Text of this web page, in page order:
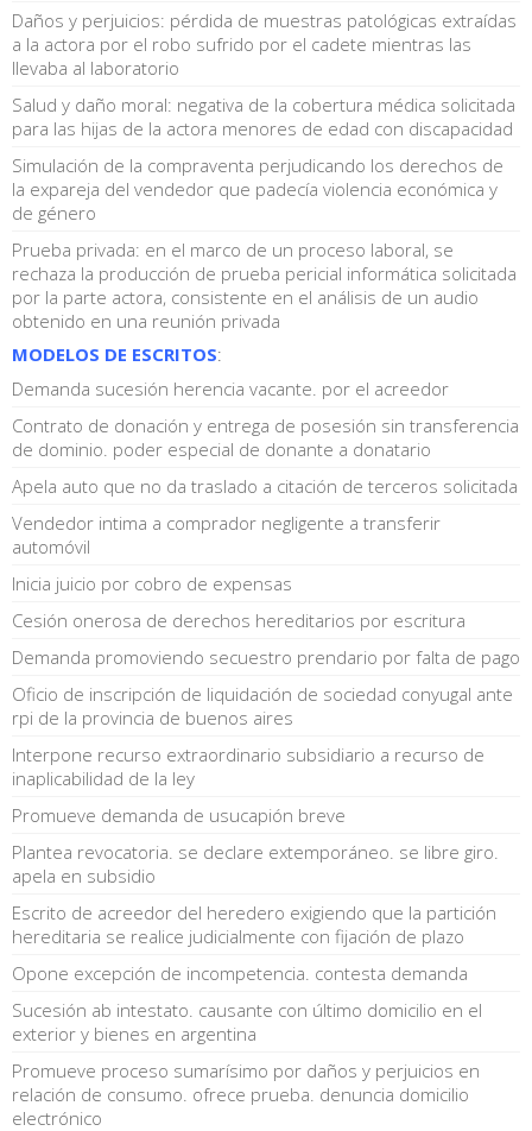
Daños y perjuicios: pérdida de muestras patológicas extraídas
a la actora por el robo sufrido por el cadete mientras las
llevaba al laboratorio
Salud y daño moral: negativa de la cobertura médica solicitada
para las hijas de la actora menores de edad con discapacidad
Simulación de la compraventa perjudicando los derechos de
la expareja del vendedor que padecía violencia económica y
de género
Prueba privada: en el marco de un proceso laboral, se
rechaza la producción de prueba pericial informática solicitada
por la parte actora, consistente en el análisis de un audio
obtenido en una reunión privada
MODELOS DE ESCRITOS:
Demanda sucesión herencia vacante. por el acreedor
Contrato de donación y entrega de posesión sin transferencia
de dominio. poder especial de donante a donatario
Apela auto que no da traslado a citación de terceros solicitada
Vendedor intima a comprador negligente a transferir
automóvil
Inicia juicio por cobro de expensas
Cesión onerosa de derechos hereditarios por escritura
Demanda promoviendo secuestro prendario por falta de pago
Oficio de inscripción de liquidación de sociedad conyugal ante
rpi de la provincia de buenos aires
Interpone recurso extraordinario subsidiario a recurso de
inaplicabilidad de la ley
Promueve demanda de usucapión breve
Plantea revocatoria. se declare extemporáneo. se libre giro.
apela en subsidio
Escrito de acreedor del heredero exigiendo que la partición
hereditaria se realice judicialmente con fijación de plazo
Opone excepción de incompetencia. contesta demanda
Sucesión ab intestato. causante con último domicilio en el
exterior y bienes en argentina
Promueve proceso sumarísimo por daños y perjuicios en
relación de consumo. ofrece prueba. denuncia domicilio
electrónico